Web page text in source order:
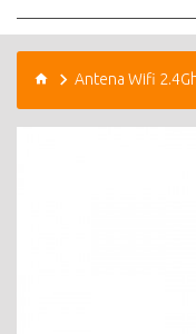
Antena Wifi